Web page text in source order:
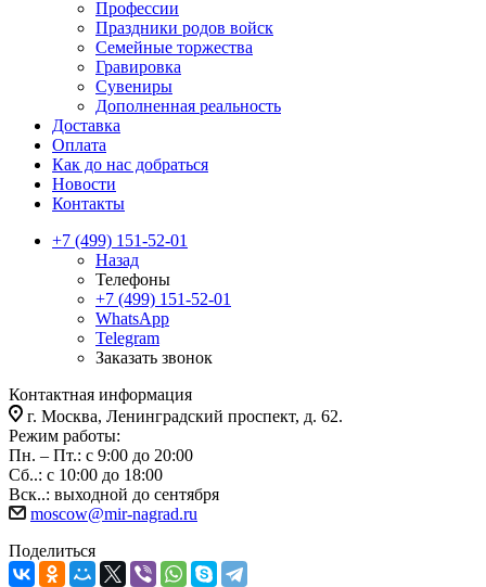
Профессии
Праздники родов войск
Семейные торжества
Гравировка
Сувениры
Дополненная реальность
Доставка
Оплата
Как до нас добраться
Новости
Контакты
+7 (499) 151-52-01
Назад
Телефоны
+7 (499) 151-52-01
WhatsApp
Telegram
Заказать звонок
Контактная информация
г. Москва, Ленинградский проспект, д. 62.
Режим работы:
Пн. – Пт.: с 9:00 до 20:00
Сб..: с 10:00 до 18:00
Вск..: выходной до сентября
moscow@mir-nagrad.ru
Поделиться